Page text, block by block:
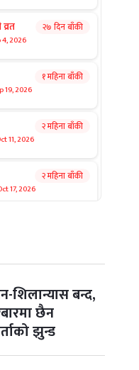
4, 2026
२७ दिन बाँकी
19, 2026
१ महिना बाँकी
11, 2026
२ महिना बाँकी
17, 2026
२ महिना बाँकी
20, 2026
21, 2026
२ महिना बाँकी
शिलान्यास बन्द,
छैन
झुन्ड